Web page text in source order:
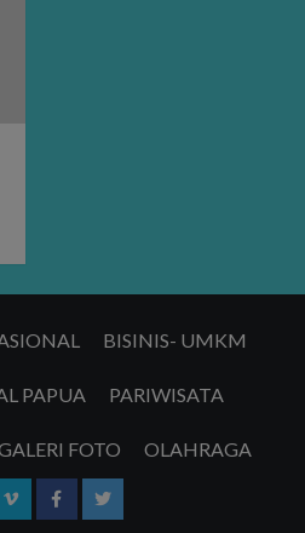
BISINIS- UMKM
PAPUA PARIWISATA
FOTO OLAHRAGA
VimeoFacebookTwitter